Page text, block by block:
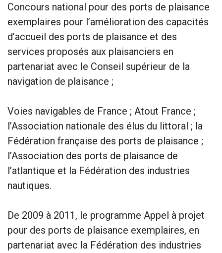
Concours national pour des ports de plaisance
exemplaires pour l’amélioration des capacités
d’accueil des ports de plaisance et des
services proposés aux plaisanciers en
partenariat avec le Conseil supérieur de la
navigation de plaisance ;
Voies navigables de France ; Atout France ;
l’Association nationale des élus du littoral ; la
Fédération française des ports de plaisance ;
l’Association des ports de plaisance de
l’atlantique et la Fédération des industries
nautiques.
De 2009 à 2011, le programme Appel à projet
pour des ports de plaisance exemplaires, en
partenariat avec la Fédération des industries